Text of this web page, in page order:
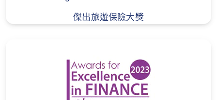
餘運動保障除外）；
(f)你的任何違法或非法行為。
本保單並不承保以下職業於工作期間引致的損
傑出旅遊保險大獎